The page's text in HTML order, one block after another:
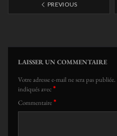
PREVIOUS
LAISSER UN COMMENTAIRE
Votre adresse e-mail ne sera pas publiée.
indiqués avec*
Commentaire*